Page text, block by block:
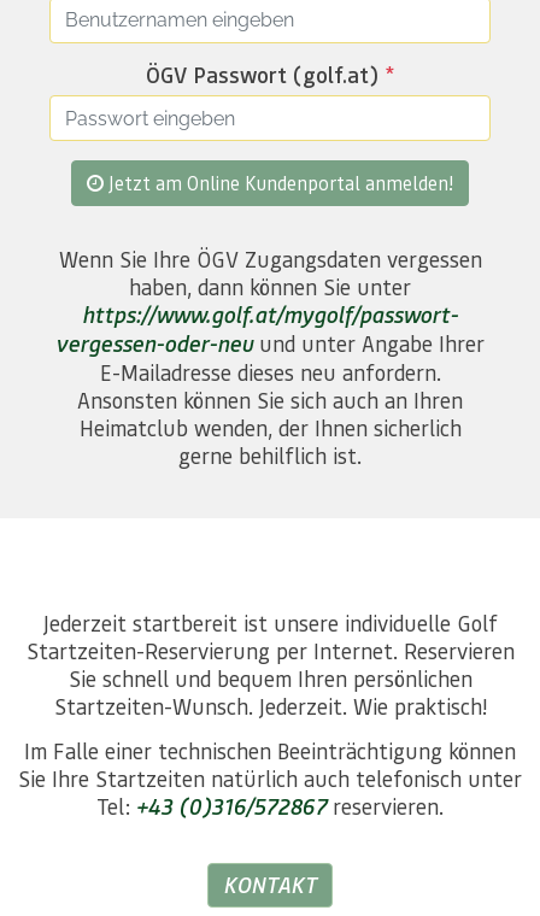
ÖGV Passwort (golf.at) *
Jetzt am Online Kundenportal anmelden!
Wenn Sie Ihre ÖGV Zugangsdaten vergessen
haben, dann können Sie unter
https://www.golf.at/mygolf/passwort-
vergessen-oder-neuund unter Angabe Ihrer
E-Mailadresse dieses neu anfordern.
Ansonsten können Sie sich auch an Ihren
Heimatclub wenden, der Ihnen sicherlich
gerne behilflich ist.
Jederzeit startbereit ist unsere individuelle Golf
Startzeiten-Reservierung per Internet. Reservieren
Sie schnell und bequem Ihren persönlichen
Startzeiten-Wunsch. Jederzeit. Wie praktisch!
Im Falle einer technischen Beeinträchtigung können
Sie Ihre Startzeiten natürlich auch telefonisch unter
Tel: +43 (0)316/572867reservieren.
KONTAKT